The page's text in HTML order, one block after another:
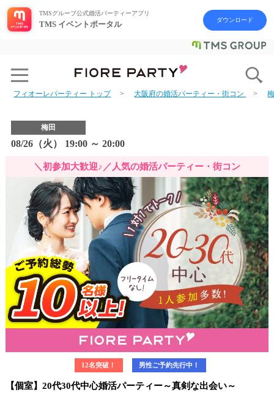
TMSグループ公式婚活パーティーアプリ
TMS イベントポータル ダウンロード
フィオーレパーティー トップ 大阪府の婚活パーティー・街コン
梅田
08/26（火） 19:00 ～ 20:00
＼初参加大歓迎♪／人気の婚活パーティー・街コン
12名突破！ 男性ご予約先行中！
【個室】20代30代中心婚活パーティー～真剣な出会い～